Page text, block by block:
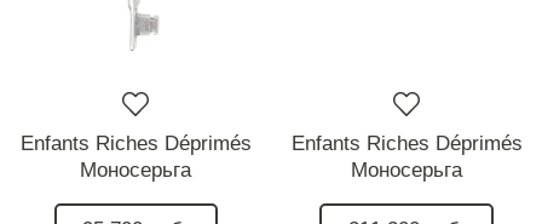
Enfants Riches Déprimés
Моносерьга
Enfants Riches Déprimés
Моносерьга